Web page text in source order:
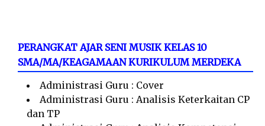
PERANGKAT AJAR SENI MUSIK KELAS 10
SMA/MA/KEAGAMAAN KURIKULUM MERDEKA
Administrasi Guru : Cover
Administrasi Guru : Analisis Keterkaitan CP
dan TP